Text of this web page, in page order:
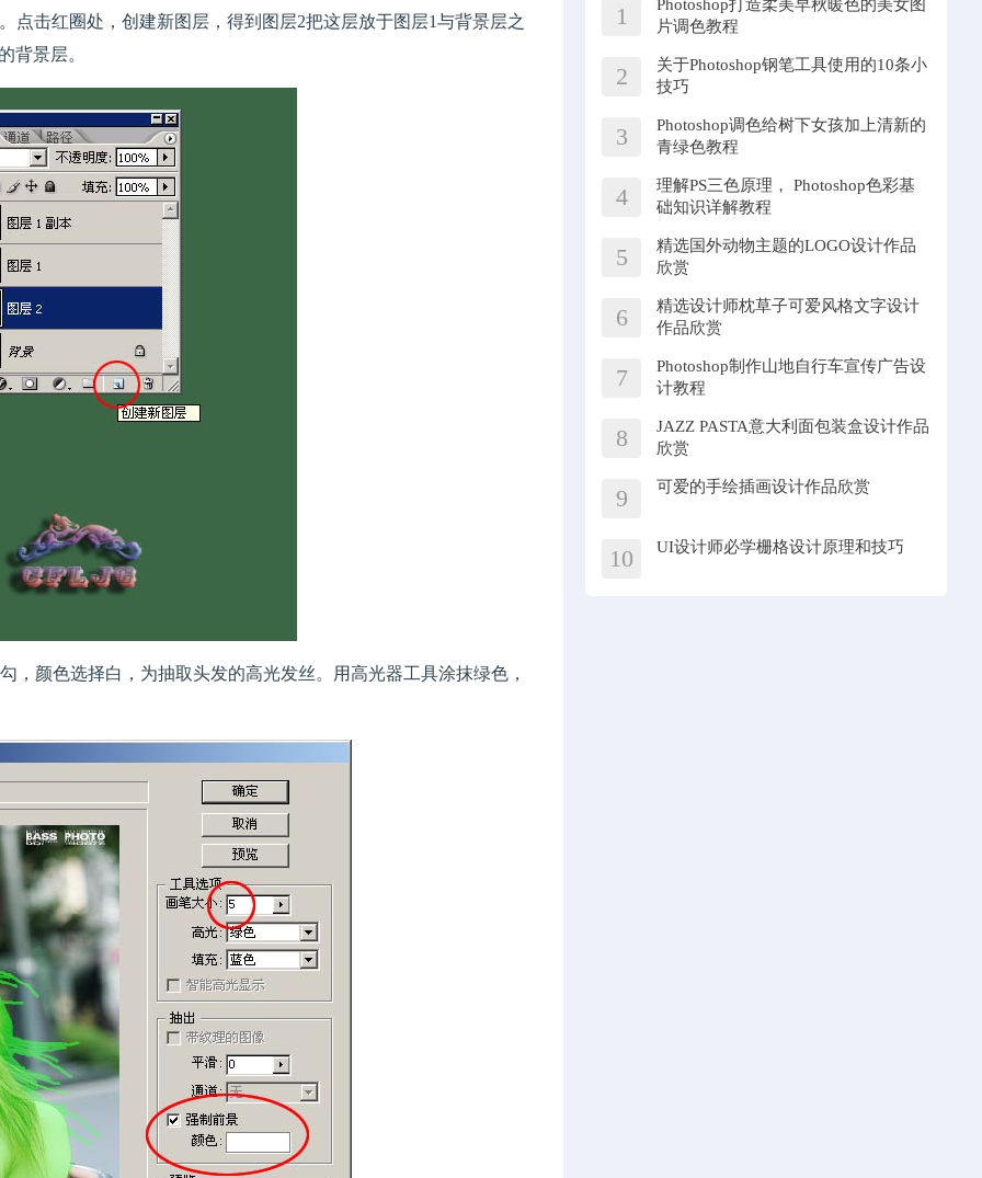
击红圈处，创建新图层，得到图层2把这层放于图层1与背景层之
背景层。
颜色选择白，为抽取头发的高光发丝。用高光器工具涂抹绿色，
1
Photoshop打造柔美早秋暖色的美女图
片调色教程
2
关于Photoshop钢笔工具使用的10条小
技巧
3
Photoshop调色给树下女孩加上清新的
青绿色教程
4
理解PS三色原理， Photoshop色彩基
础知识详解教程
5
精选国外动物主题的LOGO设计作品
欣赏
6
精选设计师枕草子可爱风格文字设计
作品欣赏
7
Photoshop制作山地自行车宣传广告设
计教程
8
JAZZ PASTA意大利面包装盒设计作品
欣赏
9 可爱的手绘插画设计作品欣赏
10 UI设计师必学栅格设计原理和技巧